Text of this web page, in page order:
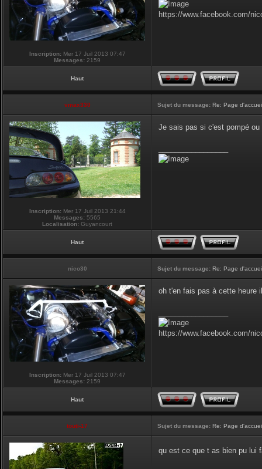
Inscription:Mer 17 Juil 2013 07:47
Messages: 2159
https://www.facebook.com/
Haut
vmax330 Sujet du message: Re: Page
Inscription:Mer 17 Juil 2013 21:44
Messages: 5565
Localisation: Guyancourt
Je sais pas si c'est pompé
Haut
nico30 Sujet du message: Re: Page
Inscription:Mer 17 Juil 2013 07:47
Messages: 2159
oh t'en fais pas à cette heure
https://www.facebook.com/
Haut
touti-17 Sujet du message: Re: Page
qu est ce que t as bien pu lui